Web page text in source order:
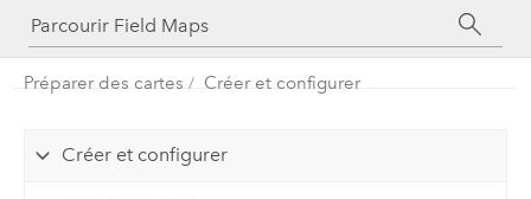
Préparer des cartes Créer et configurer
Créer et configurer